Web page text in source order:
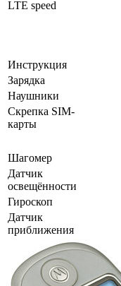
LTE speed
Инструкция
Зарядка
Наушники
Скрепка SIM-
карты
Шагомер
Датчик
освещённости
Гироскоп
Датчик
приближения